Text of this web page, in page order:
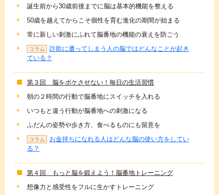
誕生前から30歳前後までに脳は基本的機能を整える
50歳を越えてからこそ個性を育む進化の期間が始まる
常に新しい刺激にふれて脳番地の機能の衰えを防ごう
コラム
詐欺に遭ってしまう人の脳ではどんなことが起き
ている？
第３回 脳をボケさせない！毎日の生活習慣
朝の２時間の行動で脳番地にスイッチを入れる
いつもと違う行動が脳番地への刺激になる
ふだんの姿勢や歩き方、食べるものにも留意を
コラム
お金持ちになれる人はどんな脳の使い方をしてい
る？
第４回 もっと脳を鍛えよう！脳番地トレーニング
想像力と感受性をフルに生かすトレーニング